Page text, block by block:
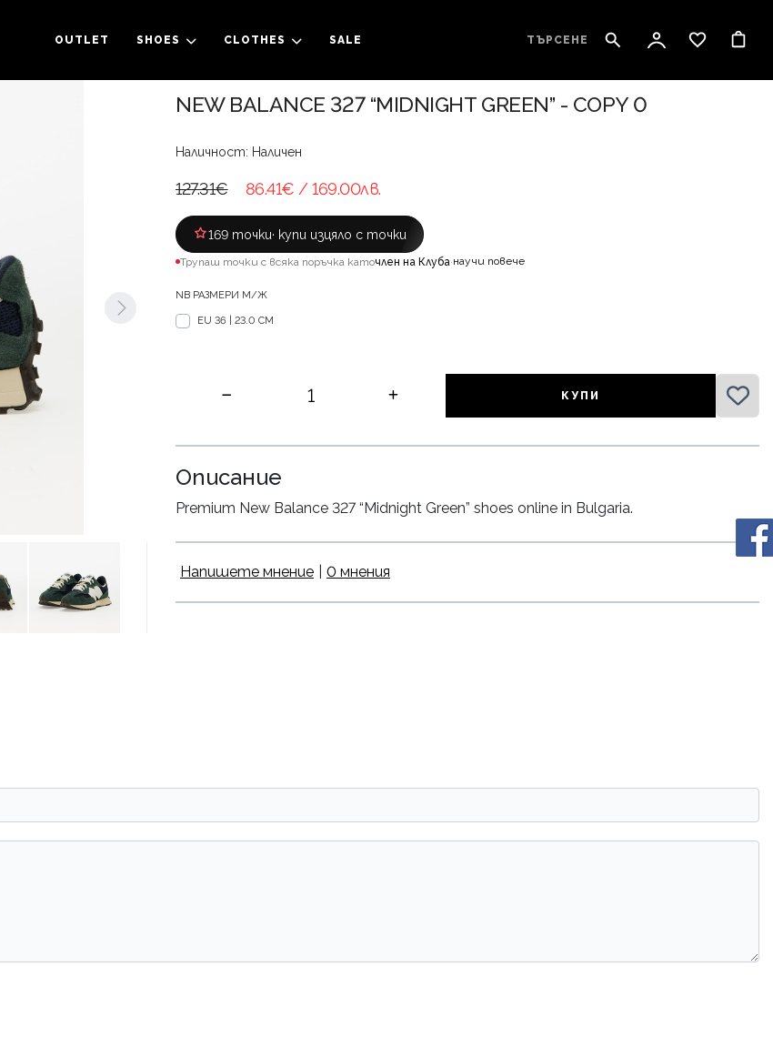
ТЪРСЕНЕ
OUTLET SHOES CLOTHES SALE
NEW BALANCE 327 “MIDNIGHT GREEN” - COPY 0
Наличност: Наличен
127.31€ 86.41€ / 169.00лв.
169 точки· купи изцяло с точки
Трупаш точки с всяка поръчка каточлен на Клуба·научи повече
NB РАЗМЕРИ М/Ж
EU 36 | 23.0 CM
КУПИ
Описание
Premium New Balance 327 “Midnight Green” shoes online in Bulgaria.
Напишете мнение 0 мнения